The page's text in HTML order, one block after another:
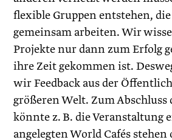
flexible Gruppen entstehen,
gemeinsam arbeiten. Wir
Projekte nur dann zum Erfolg
ihre Zeit gekommen ist.
wir Feedback aus der
größeren Welt. Zum Abschluss
könnte z. B. die Veranstaltung
angelegten World Cafés stehen